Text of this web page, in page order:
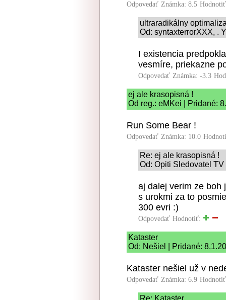
Odpovedať Známka: 8.5
ultraradikálny
Od: syntaxterrorXXX, .
I existencia
vesmíre, priekazne
Odpovedať Známka: -3.3
ej ale krasopisná !
Od reg.: eMKei | Pridané:
Run Some Bear !
Odpovedať Známka: 10.0
Re: ej ale krasopisná !
Od: Opiti Sledovatel
aj dalej verim ze boh
s urokmi za to
300 evri :)
Odpovedať Hodnotiť:
Kataster
Od: Nešiel | Pridané:
Kataster nešiel už v
Odpovedať Známka: 6.9
Re: Kataster